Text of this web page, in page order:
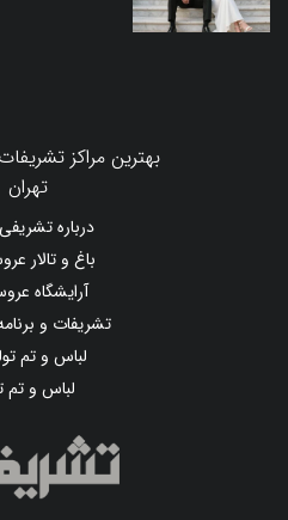
بهترین مراکز
تهران
درباره
باغ و تالار
آرایشگاه
تشریفات و
لباس و تم
لباس و تم